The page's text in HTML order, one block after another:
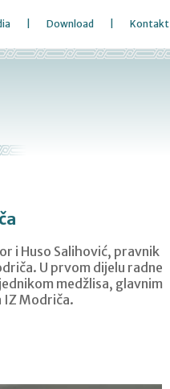
Download Kontakt
i Huso Salihović, pravnik
U prvom dijelu radne
medžlisa, glavnim
IZ Modriča.